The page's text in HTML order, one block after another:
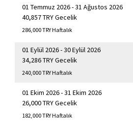
01 Temmuz 2026 - 31 Ağustos 2026
40,857 TRY Gecelik
286,000 TRY Haftalık
01 Eylül 2026 - 30 Eylül 2026
34,286 TRY Gecelik
240,000 TRY Haftalık
01 Ekim 2026 - 31 Ekim 2026
26,000 TRY Gecelik
182,000 TRY Haftalık